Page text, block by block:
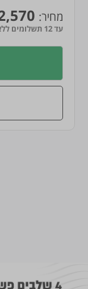
מחיר:
עד 12 תשלומים ללא ריבית | המחיר כולל הובלה